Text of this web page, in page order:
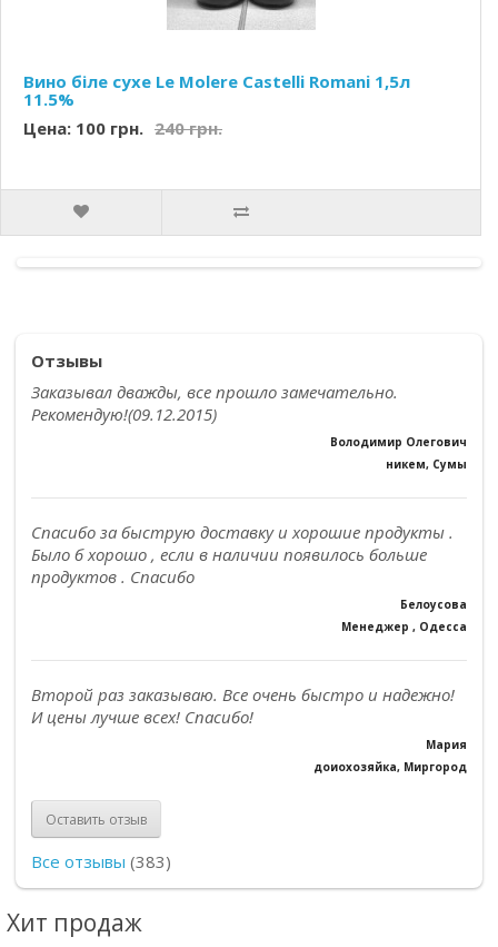
Вино біле сухе Le Molere Castelli Romani 1,5л
11.5%
Цена: 100 грн. 240 грн.
Отзывы
Заказывал дважды, все прошло замечательно.
Рекомендую!(09.12.2015)
Володимир Олегович
никем, Сумы
Спасибо за быструю доставку и хорошие продукты .
Было б хорошо , если в наличии появилось больше
продуктов . Спасибо
Белоусова
Менеджер , Одесса
Второй раз заказываю. Все очень быстро и надежно!
И цены лучше всех! Спасибо!
Мария
доиохозяйка, Миргород
Оставить отзыв
Все отзывы (383)
Хит продаж